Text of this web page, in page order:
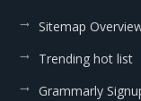
Sitemap
Trending hot list
Grammarly